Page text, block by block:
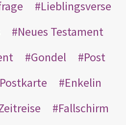
Lieblingsverse
Neues Testament
Gondel
Post
Postkarte
Enkelin
Fallschirm